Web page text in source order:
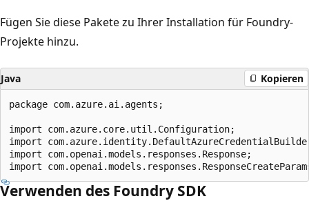
Fügen Sie diese Pakete zu Ihrer Installation für Foundry-
Projekte hinzu.
Java Kopieren
package com.azure.ai.agents;
import com.azure.core.util.Configuration;
import
import com.openai.models.responses.Response;
Verwenden des Foundry SDK